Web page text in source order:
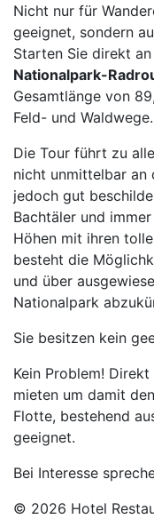
Nicht nur für
geeignet, sondern
Starten Sie direkt
Nationalpark-
Gesamtlänge von
Feld- und Waldwege.
Die Tour führt zu
nicht unmittelbar an
jedoch gut
Bachtäler und
Höhen mit ihren
besteht die
und über
Nationalpark
Sie besitzen kein
Kein Problem!
mieten um damit
Flotte, bestehend
geeignet.
Bei Interesse
© 2026 Hotel